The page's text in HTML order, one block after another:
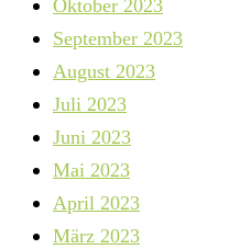
Oktober 2023
September 2023
August 2023
Juli 2023
Juni 2023
Mai 2023
April 2023
März 2023